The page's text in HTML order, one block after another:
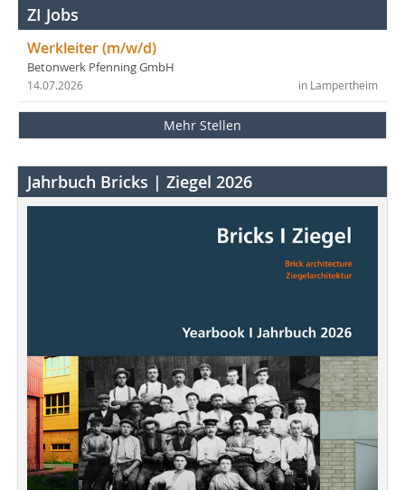
ZI Jobs
Werkleiter (m/w/d)
Betonwerk Pfenning GmbH
in Lampertheim
14.07.2026
Mehr Stellen
Jahrbuch Bricks | Ziegel 2026